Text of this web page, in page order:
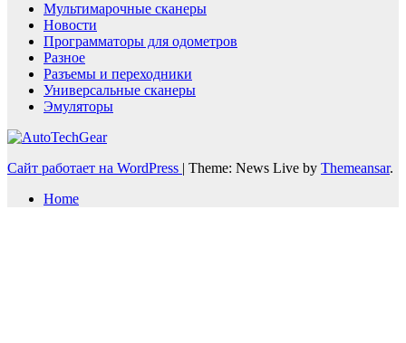
Мультимарочные сканеры
Новости
Программаторы для одометров
Разное
Разъемы и переходники
Универсальные сканеры
Эмуляторы
Сайт работает на WordPress | Theme: News Live by Themeansar.
Home